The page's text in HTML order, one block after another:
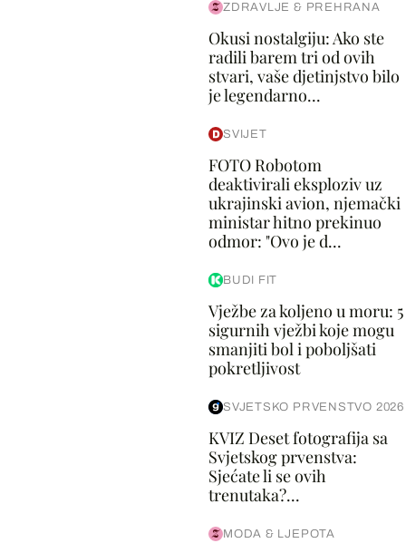
ZDRAVLJE & PREHRANA
Okusi nostalgiju: Ako ste
radili barem tri od ovih
stvari, vaše djetinjstvo bilo
je legendarno...
SVIJET
FOTO Robotom
deaktivirali eksploziv uz
ukrajinski avion, njemački
ministar hitno prekinuo
odmor: "Ovo je d...
BUDI FIT
Vježbe za koljeno u moru: 5
sigurnih vježbi koje mogu
smanjiti bol i poboljšati
pokretljivost
SVJETSKO PRVENSTVO 2026
KVIZ Deset fotografija sa
Svjetskog prvenstva:
Sjećate li se ovih
trenutaka?...
MODA & LJEPOTA